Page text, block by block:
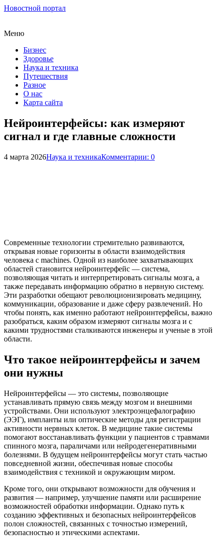
Новостной портал
Меню
Бизнес
Здоровье
Наука и техника
Путешествия
Разное
О нас
Карта сайта
Нейроинтерфейсы: как измеряют
сигнал и где главные сложности
4 марта 2026Наука и техникаКомментарии: 0
Современные технологии стремительно развиваются,
открывая новые горизонты в области взаимодействия
человека с machines. Одной из наиболее захватывающих
областей становится нейроинтерфейс — система,
позволяющая читать и интерпретировать сигналы мозга, а
также передавать информацию обратно в нервную систему.
Эти разработки обещают революционизировать медицину,
коммуникации, образование и даже сферу развлечений. Но
чтобы понять, как именно работают нейроинтерфейсы, важно
разобраться, каким образом измеряют сигналы мозга и с
какими трудностями сталкиваются инженеры и ученые в этой
области.
Что такое нейроинтерфейсы и зачем
они нужны
Нейроинтерфейсы — это системы, позволяющие
устанавливать прямую связь между мозгом и внешними
устройствами. Они используют электроэнцефалографию
(ЭЭГ), импланты или оптические методы для регистрации
активности нервных клеток. В медицине такие системы
помогают восстанавливать функции у пациентов с травмами
спинного мозга, параличами или нейродегенеративными
болезнями. В будущем нейроинтерфейсы могут стать частью
повседневной жизни, обеспечивая новые способы
взаимодействия с техникой и окружающим миром.
Кроме того, они открывают возможности для обучения и
развития — например, улучшение памяти или расширение
возможностей обработки информации. Однако путь к
созданию эффективных и безопасных нейроинтерфейсов
полон сложностей, связанных с точностью измерений,
безопасностью и этическими аспектами.